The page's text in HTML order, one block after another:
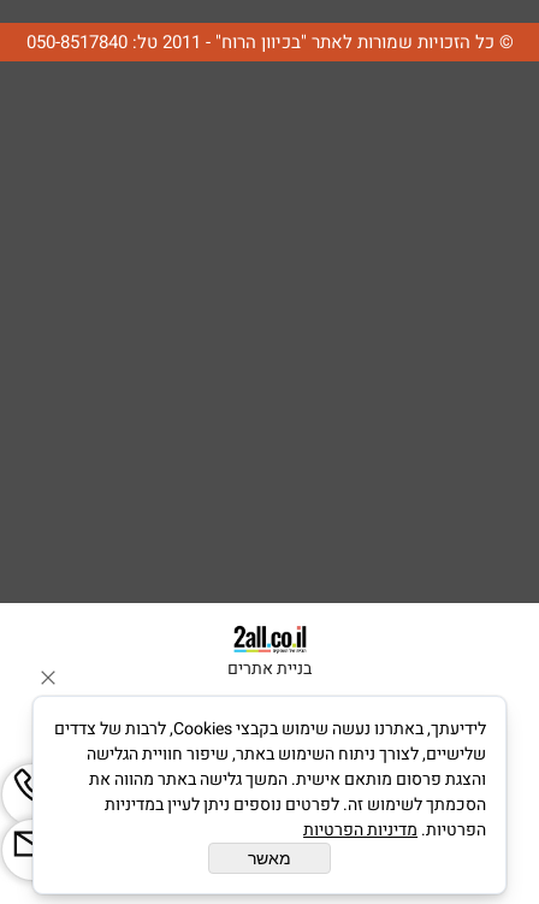
© כל הזכויות שמורות לאתר "בכיוון הרוח" - 2011 טל: 050-8517840
בניית אתרים
לידיעתך, באתרנו נעשה שימוש בקבצי Cookies, לרבות של צדדים
שלישיים, לצורך ניתוח השימוש באתר, שיפור חוויית הגלישה
והצגת פרסום מותאם אישית. המשך גלישה באתר מהווה את
הסכמתך לשימוש זה. לפרטים נוספים ניתן לעיין במדיניות
הפרטיות. מדיניות הפרטיות
מאשר